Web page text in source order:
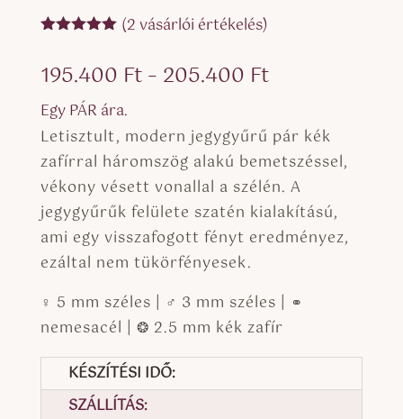
ből,
értékelés
alapján
(2vásárlói értékelés)
195.400 Ft– 205.400 FtÁrtartomány:
-
205.400 Ft
Egy PÁR ára.
Letisztult, modern jegygyűrű pár kék
zafírral háromszög alakú bemetszéssel,
vékony vésett vonallal a szélén. A
jegygyűrűk felülete szatén kialakítású,
ami egy visszafogott fényt eredményez,
ezáltal nem tükörfényesek.
♀ 5 mm széles | ♂ 3 mm széles | ⚭
nemesacél | ❂ 2.5 mm kék zafír
KÉSZÍTÉSI IDŐ:
SZÁLLÍTÁS: